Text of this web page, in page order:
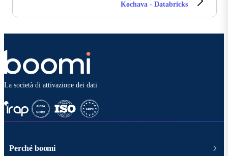
Kochava - Databricks
La società di attivazione dei dati
Perché boomi